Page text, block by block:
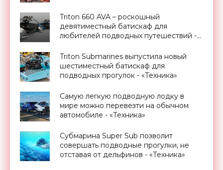
Triton 660 AVA – роскошный
девятиместный батискаф для
любителей подводных путешествий -
Triton Submarines выпустила новый
шестиместный батискаф для
подводных прогулок - «Техника»
Самую легкую подводную лодку в
мире можно перевезти на обычном
автомобиле - «Техника»
Субмарина Super Sub позволит
совершать подводные прогулки, не
отставая от дельфинов - «Техника»